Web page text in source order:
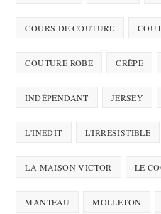
COURS DE COUTURE
COUTURE ROBE CRÊPE
INDÉPENDANT JERSEY
L'INÉDIT L'IRRÉSISTIBLE
LA MAISON VICTOR LE
MANTEAU MOLLETON